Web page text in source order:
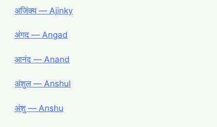
अजिंक्य ― Ajinky
अंगद ― Angad
आनंद ― Anand
अंशुल ― Anshul
अंशु ― Anshu